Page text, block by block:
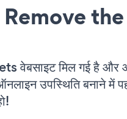
Remove
वेबसाइट मिल गई है
उपस्थिति बनाने में